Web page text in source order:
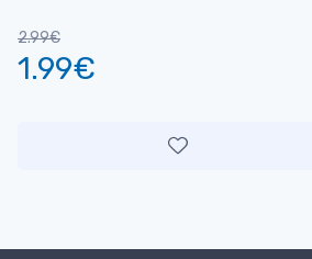
2.99€
1.99€